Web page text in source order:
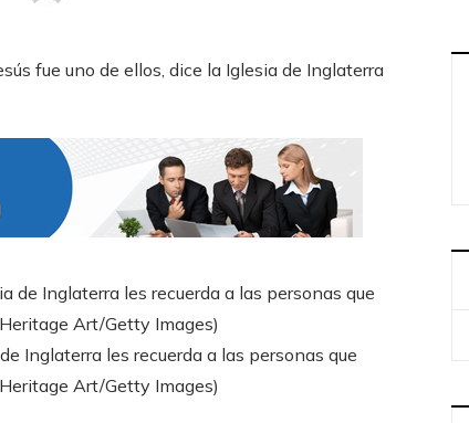
Inglaterra les recuerda a las personas que
Art/Getty Images)